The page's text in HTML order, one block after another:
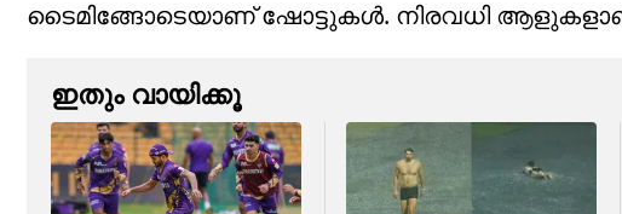
ടൈമിങ്ങോടെയാണ് ഷോട്ടുകൾ. നിരവധി
ഇതും വായിക്കൂ